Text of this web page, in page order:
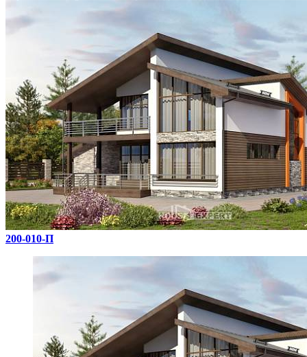
200-010-П